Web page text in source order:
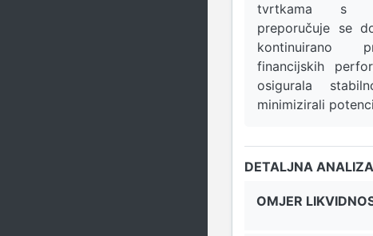
tvrtkama s
preporučuje se
kontinuirano
financijskih
osigurala
minimizirali
DETALJNA
OMJER